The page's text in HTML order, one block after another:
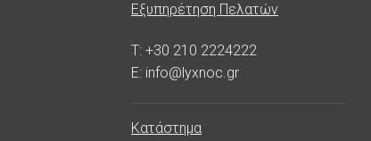
Εξυπηρέτηση Πελατών
T: +30 210 2224222
E: info@lyxnoc.gr
Κατάστημα